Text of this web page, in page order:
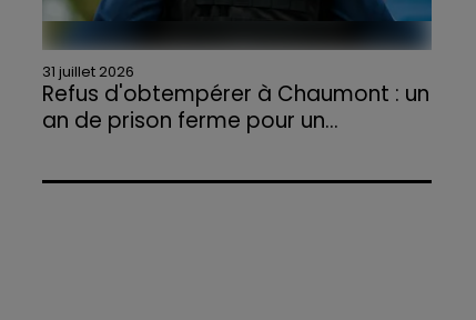
31 juillet 2026
Refus d'obtempérer à Chaumont : un
an de prison ferme pour un...
l'annulation de son permis et la confiscation